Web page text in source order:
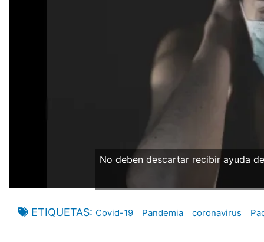
No deben descartar recibir ayuda
ETIQUETAS Covid-19 Pandemia coronavirus